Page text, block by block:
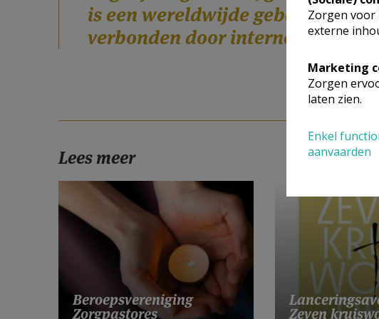
is een wereldwijde
verbonden door internet en
Lees meer
Beroepsvereniging
Zorgpastores Zeven
Zorgen voor
externe
Marketing
Zorgen
laten zien.
Enkel
aanvaarden